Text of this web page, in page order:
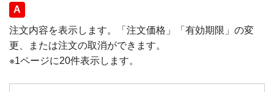
回答
注文内容を表示します。「注文価格」「有効期限」の変
更、または注文の取消ができます。
※1ページに20件表示します。